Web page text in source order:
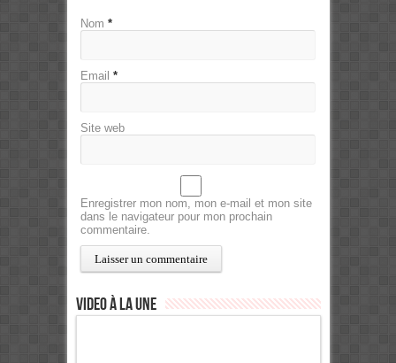
Nom *
Email *
Site web
Enregistrer mon nom, mon e-mail et mon site
dans le navigateur pour mon prochain
commentaire.
Video à la Une